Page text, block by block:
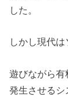
した。
しかし現代は
遊びながら
発生させるシ